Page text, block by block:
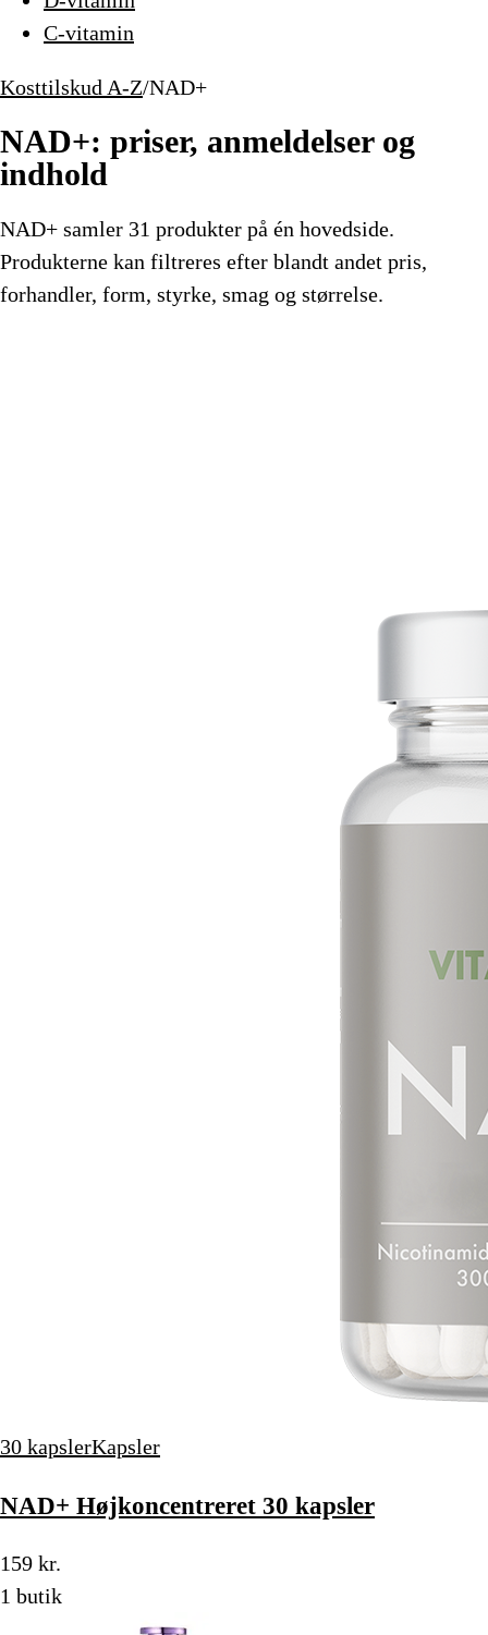
C-vitamin
Kosttilskud A-Z/NAD+
NAD+: priser, anmeldelser og
indhold
NAD+ samler 31 produkter på én hovedside.
Produkterne kan filtreres efter blandt andet pris,
forhandler, form, styrke, smag og størrelse.
30 kapslerKapsler
NAD+ Højkoncentreret 30 kapsler
159 kr.
1 butik